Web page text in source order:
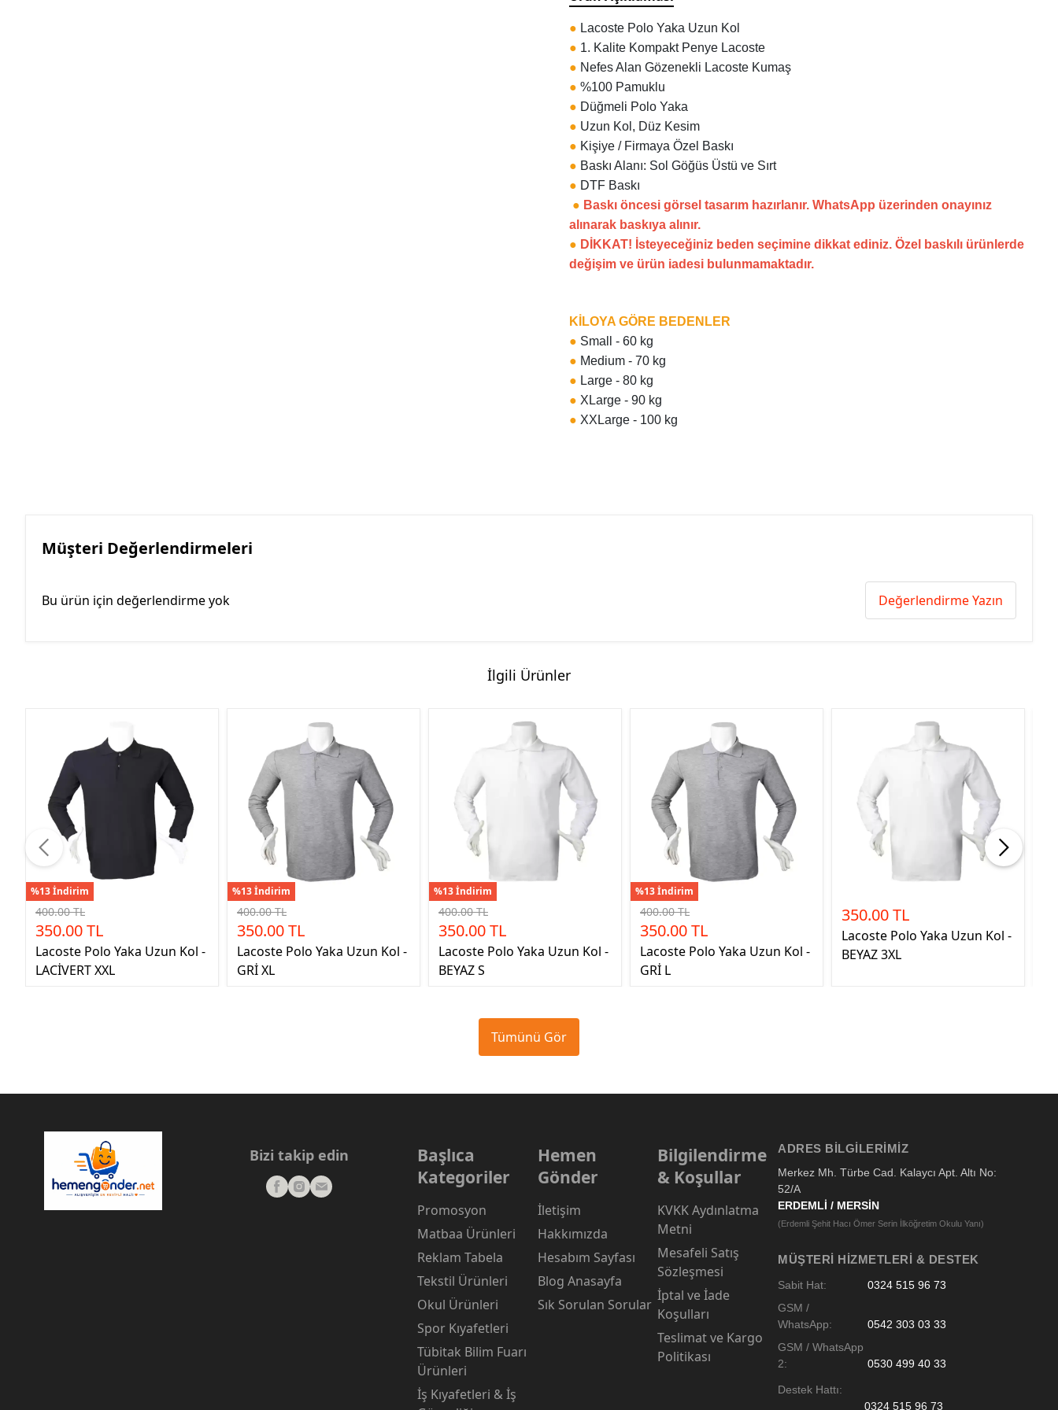
● Lacoste Polo Yaka Uzun Kol
● 1. Kalite Kompakt Penye Lacoste
● Nefes Alan Gözenekli Lacoste Kumaş
●%100 Pamuklu
● Düğmeli Polo Yaka
● Uzun Kol, Düz Kesim
● Kişiye / Firmaya Özel Baskı
● Baskı Alanı: Sol Göğüs Üstü ve Sırt
● DTF Baskı
● Baskı öncesi görsel tasarım hazırlanır. WhatsApp üzerinden onayınız
alınarak baskıya alınır.
● DİKKAT! İsteyeceğiniz beden seçimine dikkat ediniz. Özel baskılı ürünlerde
değişim ve ürün iadesi bulunmamaktadır.
KİLOYA GÖRE BEDENLER
● Small - 60 kg
● Medium - 70 kg
● Large - 80 kg
● XLarge - 90 kg
● XXLarge - 100 kg
Müşteri Değerlendirmeleri
Bu ürün için değerlendirme yok Değerlendirme Yazın
İlgili Ürünler
%13 İndirim
400.00 TL
350.00 TL
Lacoste Polo Yaka Uzun Kol -
LACİVERT XXL
%13 İndirim
400.00 TL
350.00 TL
Lacoste Polo Yaka Uzun Kol -
GRİ XL
%13 İndirim
400.00 TL
350.00 TL
Lacoste Polo Yaka Uzun Kol -
BEYAZ S
%13 İndirim
400.00 TL
350.00 TL
Lacoste Polo Yaka Uzun Kol -
GRİ L
350.00 TL
Lacoste Polo Yaka Uzun Kol -
BEYAZ 3XL
Tümünü Gör
Bizi takip edin
Başlıca
Kategoriler
Promosyon
Matbaa Ürünleri
Reklam Tabela
Tekstil Ürünleri
Okul Ürünleri
Spor Kıyafetleri
Tübitak Bilim Fuarı
Ürünleri
İş Kıyafetleri & İş
Hemen
Gönder
İletişim
Hakkımızda
Hesabım Sayfası
Blog Anasayfa
Sık Sorulan Sorular
Bilgilendirme
& Koşullar
KVKK Aydınlatma
Metni
Mesafeli Satış
Sözleşmesi
İptal ve İade
Koşulları
Teslimat ve Kargo
Politikası
ADRES BILGILERIMIZ
Merkez Mh. Türbe Cad. Kalaycı Apt. Altı No:
52/A
ERDEMLİ / MERSİN
(Erdemli Şehit Hacı Ömer Serin İlköğretim Okulu Yanı)
MÜŞTERI HIZMETLERI & DESTEK
Sabit Hat:
0324 515 96 73
GSM /
WhatsApp:
0542 303 03 33
GSM / WhatsApp
2:
0530 499 40 33
Destek Hattı:
0324 515 96 73